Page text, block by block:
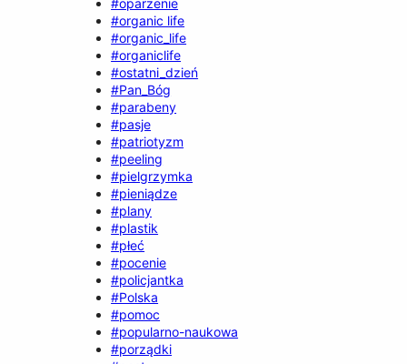
#oparzenie
#organic life
#organic_life
#organiclife
#ostatni_dzień
#Pan_Bóg
#parabeny
#pasje
#patriotyzm
#peeling
#pielgrzymka
#pieniądze
#plany
#plastik
#płeć
#pocenie
#policjantka
#Polska
#pomoc
#popularno-naukowa
#porządki